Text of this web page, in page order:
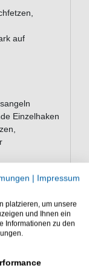
auf
Einzelhaken
Balzer
Balzer
fürs
| Impressum
platzieren, um unsere
und Ihnen ein
Informationen zu den